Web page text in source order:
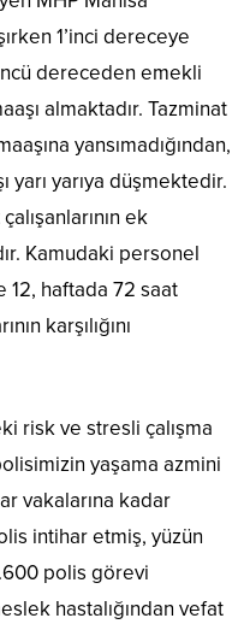
1’inci dereceye
dereceden emekli
almaktadır. Tazminat
yansımadığından,
yarı yarıya düşmektedir.
ek
Kamudaki personel
12, haftada 72 saat
karşılığını
risk ve stresli çalışma
yaşama azmini
vakalarına kadar
intihar etmiş, yüzün
polis görevi
hastalığından vefat